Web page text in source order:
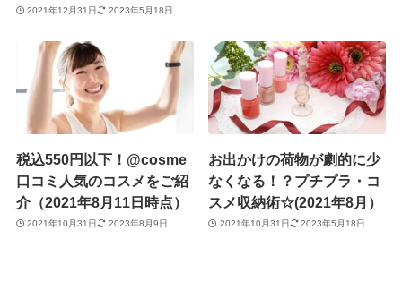
2021年12月31日 2023年5月18日
税込550円以下！@cosme
口コミ人気のコスメをご紹
介（2021年8月11日時点）
2021年10月31日 2023年8月9日
お出かけの荷物が劇的に少
なくなる！？プチプラ・コ
スメ収納術☆(2021年8月）
2021年10月31日 2023年5月18日